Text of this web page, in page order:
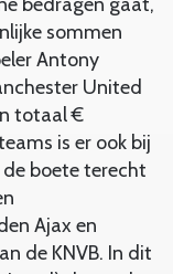
sommen
Antony
United
totaal €
is er ook bij
boete terecht
Ajax en
de KNVB. In dit